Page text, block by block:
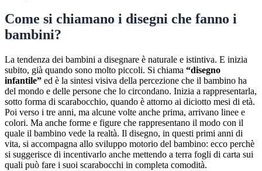
Come si chiamano i disegni che fanno i
bambini?
La tendenza dei bambini a disegnare è naturale e istintiva. E inizia
subito, già quando sono molto piccoli. Si chiama “disegno
infantile” ed è la sintesi visiva della percezione che il bambino ha
del mondo e delle persone che lo circondano. Inizia a rappresentarla,
sotto forma di scarabocchio, quando è attorno ai diciotto mesi di età.
Poi verso i tre anni, ma alcune volte anche prima, arrivano linee e
colori. Ma anche forme e figure che rappresentano il modo con il
quale il bambino vede la realtà. Il disegno, in questi primi anni di
vita, si accompagna allo sviluppo motorio del bambino: ecco perchè
si suggerisce di incentivarlo anche mettendo a terra fogli di carta sui
quali può fare i suoi scarabocchi in completa comodità.